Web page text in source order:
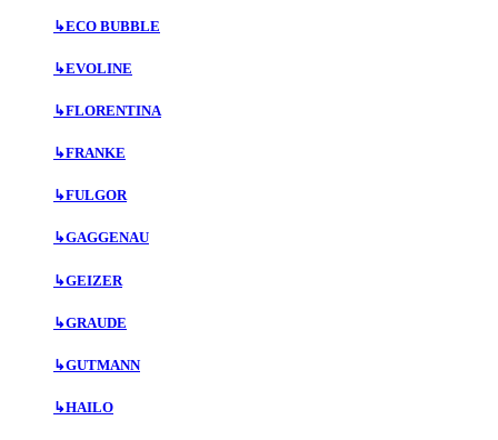
↳ECO BUBBLE
↳EVOLINE
↳FLORENTINA
↳FRANKE
↳FULGOR
↳GAGGENAU
↳GEIZER
↳GRAUDE
↳GUTMANN
↳HAILO